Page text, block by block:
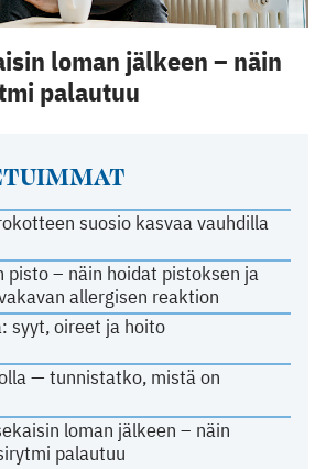
suosio kasvaa vauhdilla
pisto – näin hoidat pistoksen ja
allergisen reaktion
syyt, oireet ja hoito
— tunnistatko, mistä on
loman jälkeen – näin
palautuu
loman jälkeen – näin
palautuu